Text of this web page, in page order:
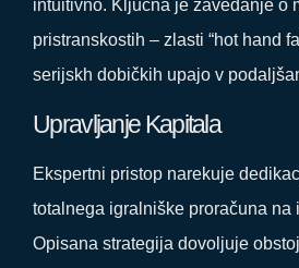
intuitivno. Ključna je zavedanje o
pristranskostih – zlasti “hot hand
serijskh dobičkih upajo v
Upravljanje Kapitala
Ekspertni pristop narekuje
totalnega igralniške proračuna na
Opisana strategija dovoljuje